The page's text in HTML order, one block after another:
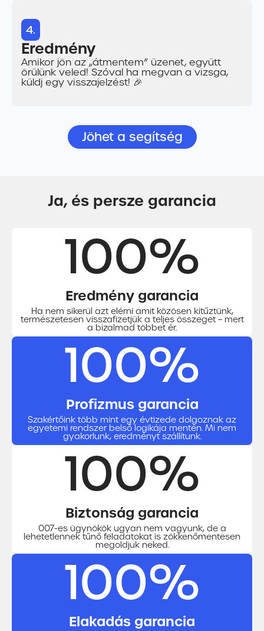
4.
Eredmény
Amikor jön az „átmentem” üzenet, együtt
örülünk veled! Szóval ha megvan a vizsga,
küldj egy visszajelzést! 🎉
Jöhet a segítség
Ja, és persze garancia
100%
Eredmény garancia
Ha nem sikerül azt elérni amit közösen kitűztünk,
természetesen visszafizetjük a teljes összeget – mert
a bizalmad többet ér.
100%
Profizmus garancia
Szakértőink több mint egy évtizede dolgoznak az
egyetemi rendszer belső logikája mentén. Mi nem
gyakorlunk, eredményt szállítunk.
100%
Biztonság garancia
007-es ügynökök ugyan nem vagyunk, de a
lehetetlennek tűnő feladatokat is zökkenőmentesen
megoldjuk neked.
100%
Elakadás garancia